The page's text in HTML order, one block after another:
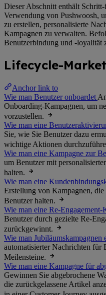
Dieser Abschnitt enthält
Verwendung von Pushwoosh,
zu erstellen, personalisierte
Kampagnen zu verwalten.
Benutzerbindung und -loyalität
Lifecycle-
Anchor link to
Wie man Benutzer onboardet
Onboarding-Kampagnen, um
vorzustellen.
Wie man eine
Sie, wie Sie Benutzer dazu
wichtige Aktionen
Wie man eine Kampagne zur
um Benutzer mit
halten.
Wie man eine
Erstellung von Kampagnen,
Benutzer halten.
Wie man eine Re-Engagement-
Benutzer durch gezielte Re-
zurückgewinnt.
Wie man Jubiläumskampagnen
automatisierter Nachrichten für
Meilensteine.
Wie man eine Kampagne für
Gewinnen Sie abgebrochene
die zurückgelassene Artikel